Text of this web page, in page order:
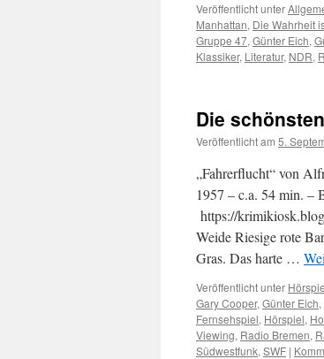
Veröffentlicht unter
Manhattan, Die Wahrheit
Gruppe 47, Günter Eich,
Klassiker, Literatur, NDR,
Die
Veröffentlicht am 5.
„Fahrerflucht“ von
1957 – c.a. 54 min. –
https://
Weide Riesige rote
Gras. Das harte …
Veröffentlicht unter
Gary Cooper, Günter Eich,
Fernsehspiel, Hörspiel,
Viewing, Radio Bremen,
Südwestfunk, SWF |